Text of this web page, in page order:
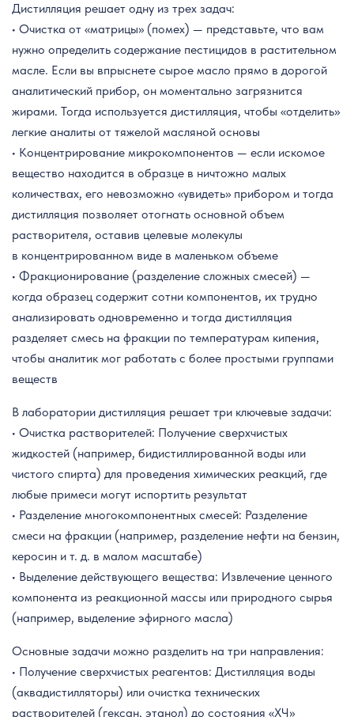
Дистилляция решает одну из трех задач:
• Очистка от «матрицы» (помех) — представьте, что вам
нужно определить содержание пестицидов в растительном
масле. Если вы впрыснете сырое масло прямо в дорогой
аналитический прибор, он моментально загрязнится
жирами. Тогда используется дистилляция, чтобы «отделить»
легкие аналиты от тяжелой масляной основы
• Концентрирование микрокомпонентов — если искомое
вещество находится в образце в ничтожно малых
количествах, его невозможно «увидеть» прибором и тогда
дистилляция позволяет отогнать основной объем
растворителя, оставив целевые молекулы
в концентрированном виде в маленьком объеме
• Фракционирование (разделение сложных смесей) —
когда образец содержит сотни компонентов, их трудно
анализировать одновременно и тогда дистилляция
разделяет смесь на фракции по температурам кипения,
чтобы аналитик мог работать с более простыми группами
веществ
В лаборатории дистилляция решает три ключевые задачи:
• Очистка растворителей: Получение сверхчистых
жидкостей (например, бидистиллированной воды или
чистого спирта) для проведения химических реакций, где
любые примеси могут испортить результат
• Разделение многокомпонентных смесей: Разделение
смеси на фракции (например, разделение нефти на бензин,
керосин и т. д. в малом масштабе)
• Выделение действующего вещества: Извлечение ценного
компонента из реакционной массы или природного сырья
(например, выделение эфирного масла)
Основные задачи можно разделить на три направления:
• Получение сверхчистых реагентов: Дистилляция воды
(аквадистилляторы) или очистка технических
растворителей (гексан, этанол) до состояния «ХЧ»